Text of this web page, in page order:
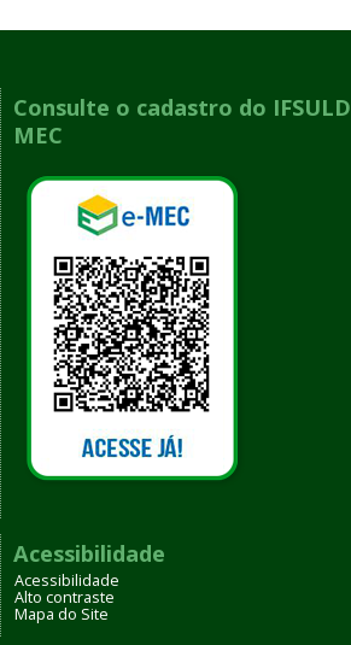
Consulte o cadastro do
MEC
Acessibilidade
Acessibilidade
Alto contraste
Mapa do Site